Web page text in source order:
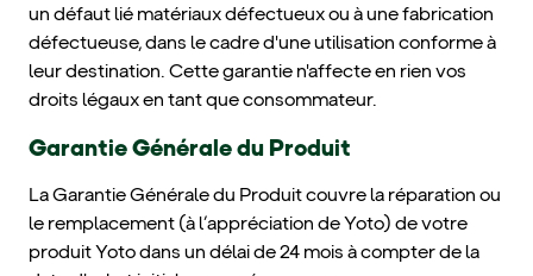
un défaut lié matériaux défectueux ou à une fabrication
défectueuse, dans le cadre d'une utilisation conforme à
leur destination. Cette garantie n'affecte en rien vos
droits légaux en tant que consommateur.
Garantie Générale du Produit
La Garantie Générale du Produit couvre la réparation ou
le remplacement (à l’appréciation de Yoto) de votre
produit Yoto dans un délai de 24 mois à compter de la